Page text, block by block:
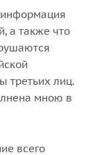
информация
а также что
третьих лиц.
мною в
всего